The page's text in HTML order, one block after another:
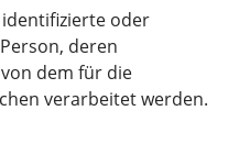
oder
deren
dem für die
verarbeitet werden.